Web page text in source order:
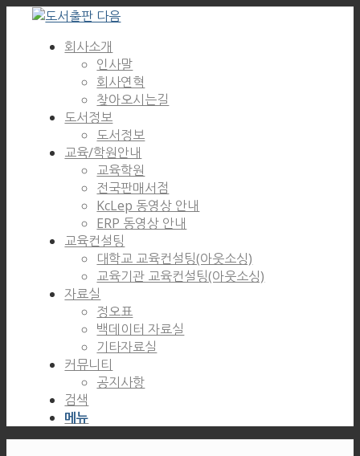
회사소개
인사말
회사연혁
찾아오시는길
도서정보
도서정보
교육/학원안내
교육학원
전국판매서점
KcLep 동영상 안내
ERP 동영상 안내
교육컨설팅
대학교 교육컨설팅(아웃소싱)
교육기관 교육컨설팅(아웃소싱)
자료실
정오표
백데이터 자료실
기타자료실
커뮤니티
공지사항
검색
메뉴